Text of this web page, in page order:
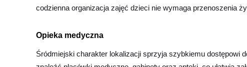
codzienna organizacja zajęć dzieci nie wymaga przenoszenia
Opieka medyczna
Śródmiejski charakter lokalizacji sprzyja szybkiemu dostępowi